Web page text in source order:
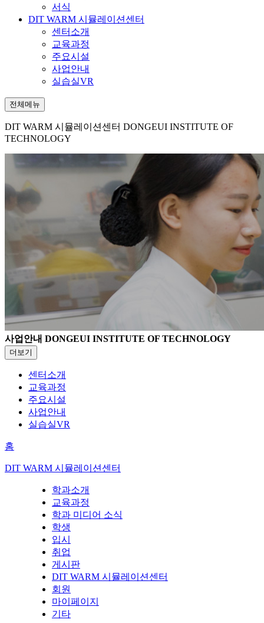
서식
DIT WARM 시뮬레이션센터
센터소개
교육과정
주요시설
사업안내
실습실VR
전체메뉴
DIT WARM 시뮬레이션센터 DONGEUI INSTITUTE OF
TECHNOLOGY
사업안내 DONGEUI INSTITUTE OF TECHNOLOGY
더보기
센터소개
교육과정
주요시설
사업안내
실습실VR
홈
DIT WARM 시뮬레이션센터
학과소개
교육과정
학과 미디어 소식
학생
입시
취업
게시판
DIT WARM 시뮬레이션센터
회원
마이페이지
기타